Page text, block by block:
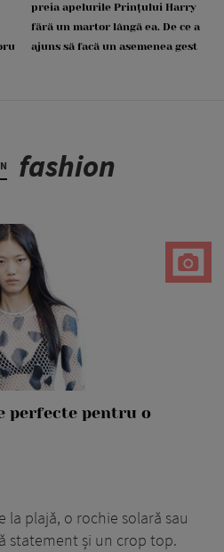
preia apelurile Prințului Harry
fără un martor lângă ea. De ce a
ajuns să facă un asemenea gest
fashion
perfecte pentru o
la plajă, o rochie solară sau
statement și un crop top.